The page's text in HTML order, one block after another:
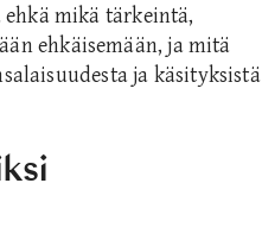
ehkä mikä tärkeintä,
ehkäisemään, ja mitä
ja käsityksistä